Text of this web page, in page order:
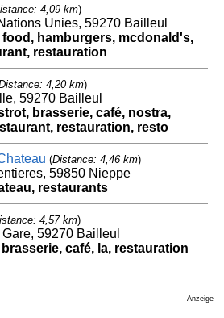
4,09 km)
Unies, 59270 Bailleul
food, hamburgers, mcdonald's,
restauration
4,20 km)
59270 Bailleul
brasserie, café, nostra,
restauration, resto
(Distance: 4,46 km)
59850 Nieppe
restaurants
4,57 km)
59270 Bailleul
brasserie, café, la, restauration
Anzeige